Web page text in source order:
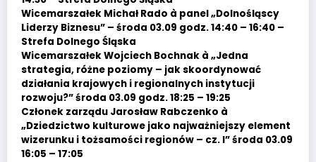
Wicemarszałek Michał Rado à panel „Dolnośląscy
Liderzy Biznesu” – środa 03.09 godz. 14:40 – 16:40 –
Strefa Dolnego Śląska
Wicemarszałek Wojciech Bochnak à „Jedna
strategia, różne poziomy – jak skoordynować
działania krajowych i regionalnych instytucji
rozwoju?” środa 03.09 godz. 18:25 – 19:25
Członek zarządu Jarosław Rabczenko à
„Dziedzictwo kulturowe jako najważniejszy element
wizerunku i tożsamości regionów – cz. I” środa 03.09
16:05 – 17:05